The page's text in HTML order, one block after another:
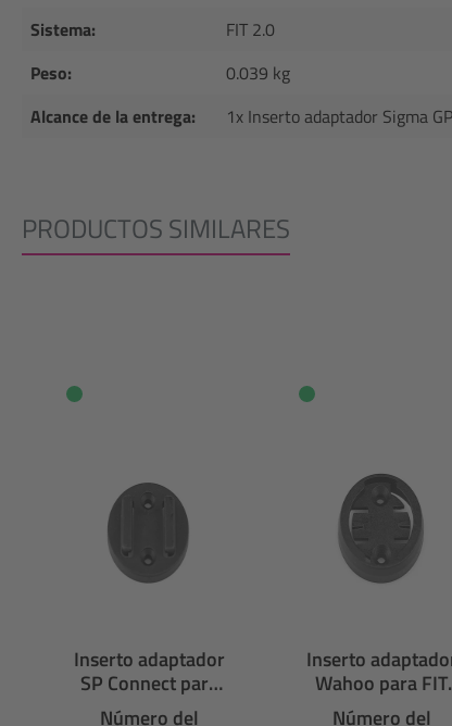
Sistema:
FIT 2.0
Peso:
0.039 kg
Alcance de la entrega:
1x Inserto adaptador Sigma
PRODUCTOS SIMILARES
Inserto adaptador
SP Connect para
FIT multiadaptador
Número del
Inserto
Wahoo para FIT
multiadaptador
Número del